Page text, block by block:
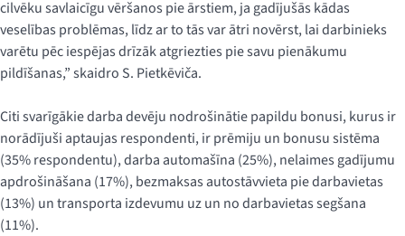
cilvēku savlaicīgu vēršanos pie ārstiem, ja gadījušās kādas
veselības problēmas, līdz ar to tās var ātri novērst, lai darbinieks
varētu pēc iespējas drīzāk atgriezties pie savu pienākumu
pildīšanas,” skaidro S. Pietkēviča.
Citi svarīgākie darba devēju nodrošinātie papildu bonusi, kurus ir
norādījuši aptaujas respondenti, ir prēmiju un bonusu sistēma
(35% respondentu), darba automašīna (25%), nelaimes gadījumu
apdrošināšana (17%), bezmaksas autostāvvieta pie darbavietas
(13%) un transporta izdevumu uz un no darbavietas segšana
(11%).